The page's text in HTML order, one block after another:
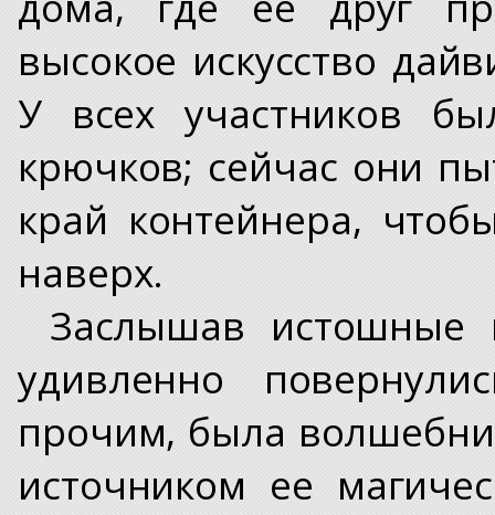
высокое искусство
У всех участников
крючков; сейчас они
край контейнера,
наверх.
Заслышав истошные
удивленно
прочим, была
источником ее